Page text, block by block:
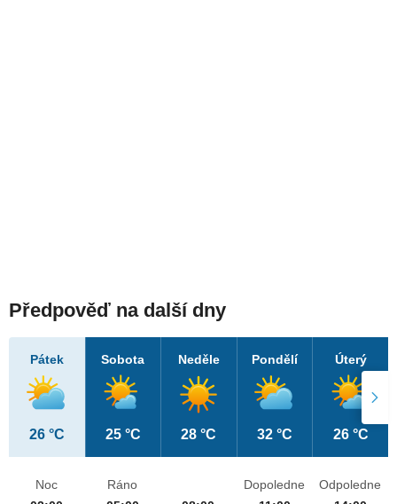
Předpověď na další dny
Pátek
26 °C
Sobota
25 °C
Neděle
28 °C
Pondělí
32 °C
Úterý
26 °C
Noc
Ráno
Dopoledne
Odpoledne